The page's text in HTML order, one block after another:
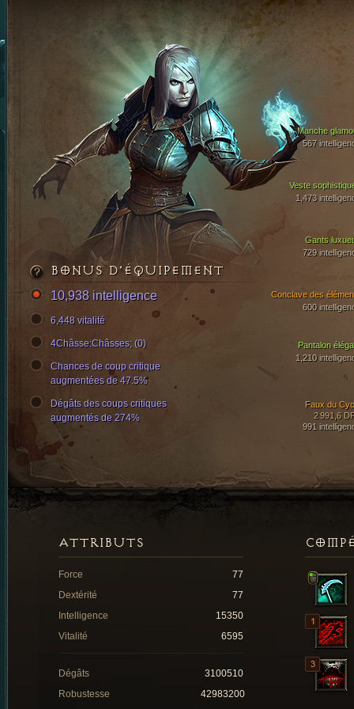
Veste
1,473
Gants
729
Manche
567
Pantalon
1,210
Faux du
2 991,6
991
Conclave des
600
BONUS D’ÉQUIPEMENT
10,938 intelligence
6,448 vitalité
4Châsse:Châsses; (0)
Chances de coup critique
augmentées de 47.5%
Dégâts des coups critiques
augmentés de 274%
ATTRIBUTS
Force
77
Dextérité
77
Intelligence
15350
Vitalité
6595
Dégâts
3100510
Robustesse
42983200